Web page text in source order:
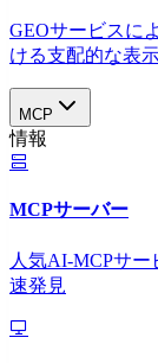
GEOサービスに
ける支配的な表
MCP
情報
MCPサーバー
人気AI-MCPサ
速発見